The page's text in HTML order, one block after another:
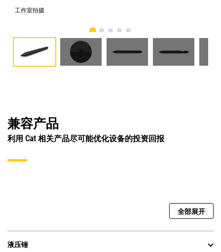
工作室拍摄
兼容产品
利用 Cat 相关产品尽可能优化设备的投资回报
全部展开
液压锤